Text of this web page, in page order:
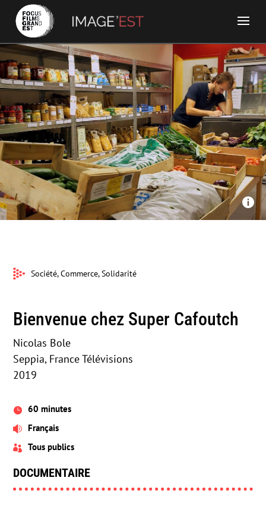
Seppia, France Télévisions - Bienvenue chez Super Cafoutch

Société, Commerce, Solidarité
Bienvenue chez Super Cafoutch
Nicolas Bole
Seppia, France Télévisions
2019
 60 minutes
 Français
 Tous publics
DOCUMENTAIRE